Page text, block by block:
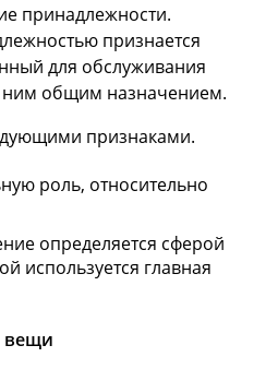
принадлежности.
признается
для обслуживания
ним общим назначением.
признаками.
роль, относительно
определяется сферой
используется главная
вещи